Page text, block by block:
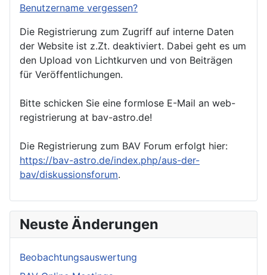
Benutzername vergessen?
Die Registrierung zum Zugriff auf interne Daten
der Website ist z.Zt. deaktiviert. Dabei geht es um
den Upload von Lichtkurven und von Beiträgen
für Veröffentlichungen.
Bitte schicken Sie eine formlose E-Mail an web-
registrierung at bav-astro.de!
Die Registrierung zum BAV Forum erfolgt hier:
https://bav-astro.de/index.php/aus-der-
bav/diskussionsforum.
Neuste Änderungen
Beobachtungsauswertung